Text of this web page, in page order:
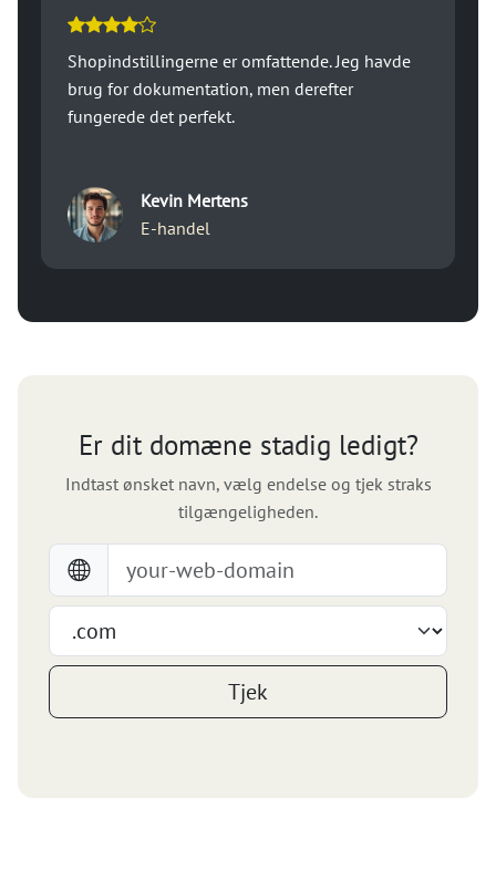
Shopindstillingerne er omfattende. Jeg havde
brug for dokumentation, men derefter
fungerede det perfekt.
Kevin Mertens
E-handel
Er dit domæne stadig ledigt?
Indtast ønsket navn, vælg endelse og tjek straks
tilgængeligheden.
Tjek